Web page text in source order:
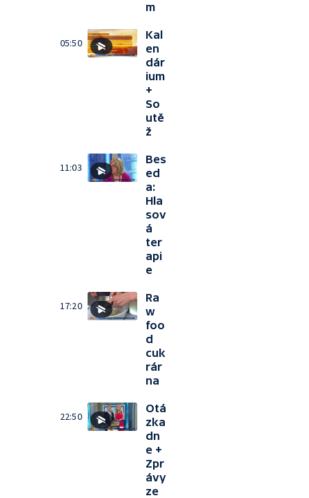
m
05:50
Kal
en
dár
ium
+
So
utě
ž
11:03
Bes
ed
a:
Hla
sov
á
ter
api
e
17:20
Ra
w
foo
d
cuk
rár
na
22:50
Otá
zka
dn
e +
Zpr
ávy
ze